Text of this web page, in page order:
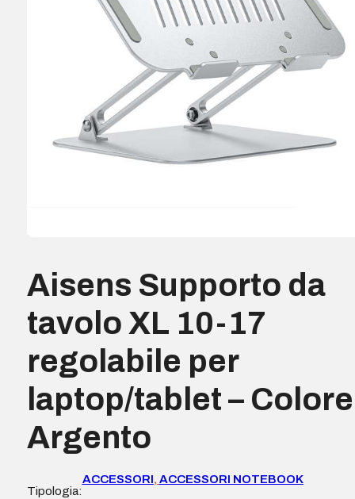
Aisens Supporto da
tavolo XL 10-17
regolabile per
laptop/tablet – Colore
Argento
Tipologia:
ACCESSORI, ACCESSORI NOTEBOOK